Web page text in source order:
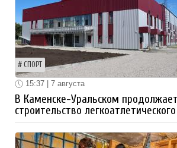
СПОРТ
15:37 | 7 августа
В Каменске-Уральском
строительство